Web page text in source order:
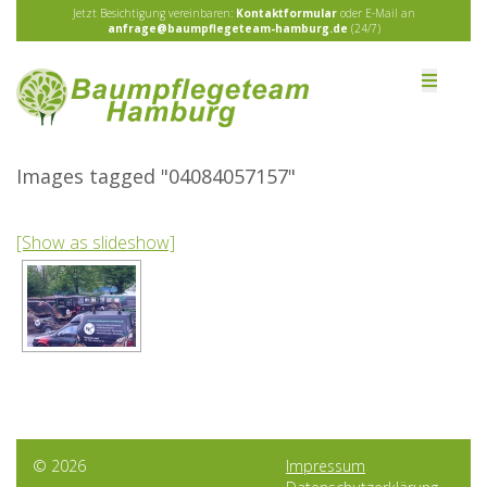
Jetzt Besichtigung vereinbaren: Kontaktformularoder E-Mail an
anfrage@baumpflegeteam-hamburg.de (24/7)
Images tagged "04084057157"
[Show as slideshow]
© 2026
Impressum